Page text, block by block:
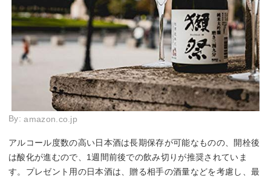
By:amazon.co.jp
アルコール度数の高い日本酒は長期保存が可能なものの、開栓後
は酸化が進むので、1週間前後での飲み切りが推奨されていま
す。プレゼント用の日本酒は、贈る相手の酒量などを考慮し、最